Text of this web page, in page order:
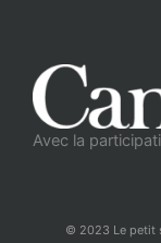
Avec la
© 2023 Le petit